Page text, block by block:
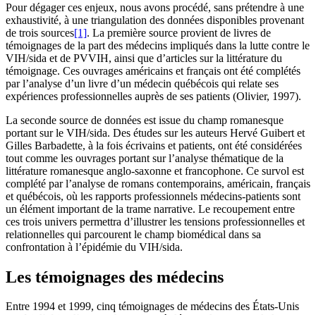
Pour dégager ces enjeux, nous avons procédé, sans prétendre à une
exhaustivité, à une triangulation des données disponibles provenant
de trois sources[1]. La première source provient de livres de
témoignages de la part des médecins impliqués dans la lutte contre le
VIH/sida et de PVVIH, ainsi que d’articles sur la littérature du
témoignage. Ces ouvrages américains et français ont été complétés
par l’analyse d’un livre d’un médecin québécois qui relate ses
expériences professionnelles auprès de ses patients (Olivier, 1997).
La seconde source de données est issue du champ romanesque
portant sur le VIH/sida. Des études sur les auteurs Hervé Guibert et
Gilles Barbadette, à la fois écrivains et patients, ont été considérées
tout comme les ouvrages portant sur l’analyse thématique de la
littérature romanesque anglo-saxonne et francophone. Ce survol est
complété par l’analyse de romans contemporains, américain, français
et québécois, où les rapports professionnels médecins-patients sont
un élément important de la trame narrative. Le recoupement entre
ces trois univers permettra d’illustrer les tensions professionnelles et
relationnelles qui parcourent le champ biomédical dans sa
confrontation à l’épidémie du VIH/sida.
Les témoignages des médecins
Entre 1994 et 1999, cinq témoignages de médecins des États-Unis